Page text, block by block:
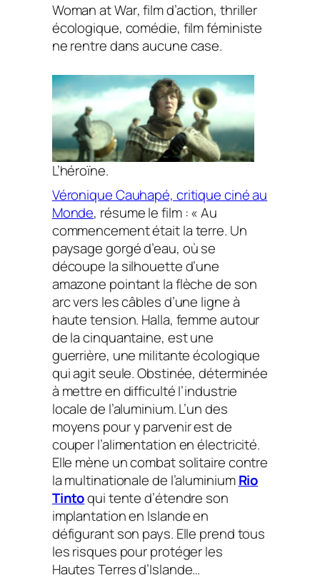
Woman at War, film d’action, thriller
écologique, comédie, film féministe
ne rentre dans aucune case.
L’héroïne.
Véronique Cauhapé, critique ciné au
Monde, résume le film : « Au
commencement était la terre. Un
paysage gorgé d’eau, où se
découpe la silhouette d’une
amazone pointant la flèche de son
arc vers les câbles d’une ligne à
haute tension. Halla, femme autour
de la cinquantaine, est une
guerrière, une militante écologique
qui agit seule. Obstinée, déterminée
à mettre en difficulté l’industrie
locale de l’aluminium. L’un des
moyens pour y parvenir est de
couper l’alimentation en électricité.
Elle mène un combat solitaire contre
la multinationale de l’aluminiumRio
Tintoqui tente d’étendre son
implantation en Islande en
défigurant son pays. Elle prend tous
les risques pour protéger les
Hautes Terres d’Islande…